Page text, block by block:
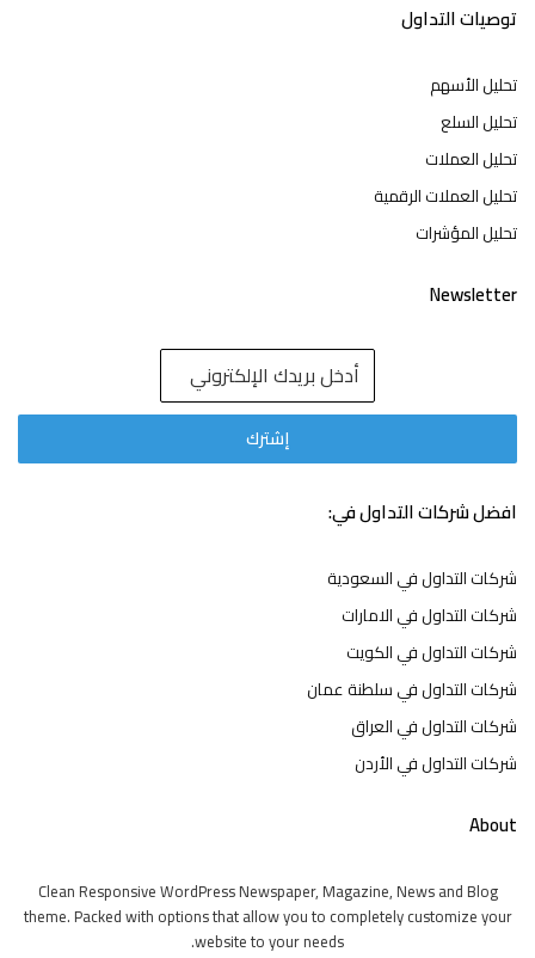
توصيات التداول
تحليل الأسهم
تحليل السلع
تحليل العملات
تحليل العملات الرقمية
تحليل المؤشرات
Newsletter
افضل شركات التداول في:
شركات التداول في السعودية
شركات التداول في الامارات
شركات التداول في الكويت
شركات التداول في سلطنة عمان
شركات التداول في العراق
شركات التداول في الأردن
About
Clean Responsive WordPress Newspaper, Magazine, News and Blog
theme. Packed with options that allow you to completely customize your
website to your needs.